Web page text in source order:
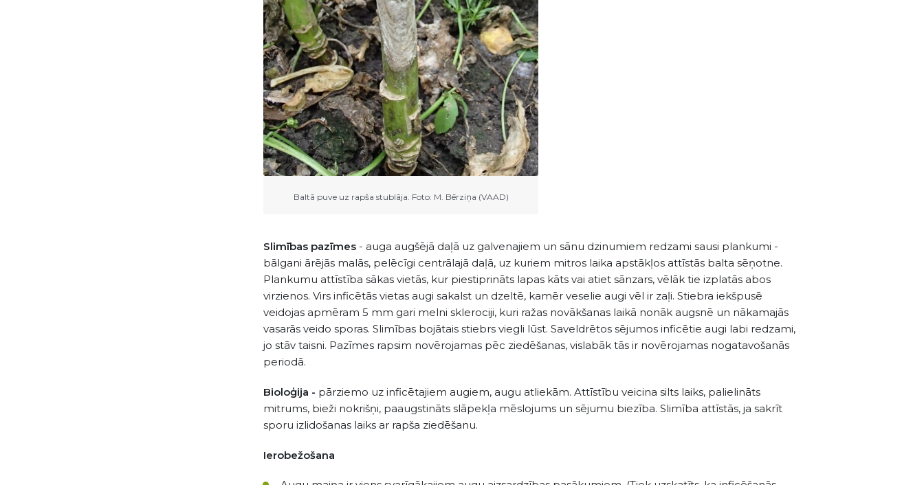
Baltā puve uz rapša stublāja. Foto: M. Bērziņa (VAAD)
Slimības pazīmes - auga augšējā daļā uz galvenajiem un sānu dzinumiem redzami sausi plankumi -
bālgani ārējās malās, pelēcīgi centrālajā daļā, uz kuriem mitros laika apstākļos attīstās balta sēņotne.
Plankumu attīstība sākas vietās, kur piestiprināts lapas kāts vai atiet sānzars, vēlāk tie izplatās abos
virzienos. Virs inficētās vietas augi sakalst un dzeltē, kamēr veselie augi vēl ir zaļi. Stiebra iekšpusē
veidojas apmēram 5 mm gari melni sklerociji, kuri ražas novākšanas laikā nonāk augsnē un nākamajās
vasarās veido sporas. Slimības bojātais stiebrs viegli lūst. Saveldrētos sējumos inficētie augi labi redzami,
jo stāv taisni. Pazīmes rapsim novērojamas pēc ziedēšanas, vislabāk tās ir novērojamas nogatavošanās
periodā.
Bioloģija - pārziemo uz inficētajiem augiem, augu atliekām. Attīstību veicina silts laiks, palielināts
mitrums, bieži nokrišņi, paaugstināts slāpekļa mēslojums un sējumu biezība. Slimība attīstās, ja sakrīt
sporu izlidošanas laiks ar rapša ziedēšanu.
Ierobežošana